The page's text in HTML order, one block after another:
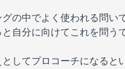
の中でよく使われる問い
自分に向けてこれを問う
してプロコーチになると